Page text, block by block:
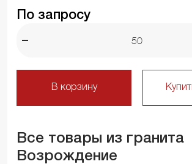
По запросу
В корзину
Все товары из гранита
Возрождение